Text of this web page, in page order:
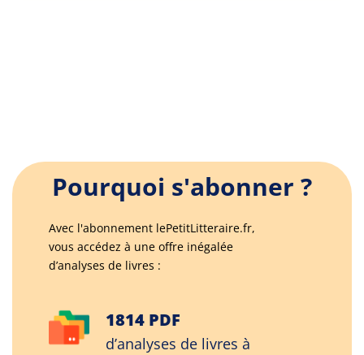
Pourquoi s'abonner ?
Avec l'abonnement lePetitLitteraire.fr,
vous accédez à une offre inégalée
d’analyses de livres :
1814 PDF
d’analyses de livres à